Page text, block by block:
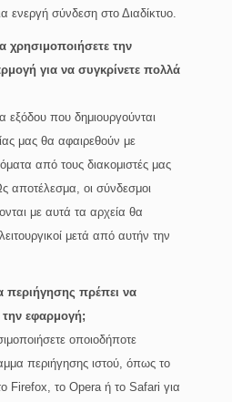
ενεργή σύνδεση στο Διαδίκτυο.
χρησιμοποιήσετε την
για να συγκρίνετε πολλά
εξόδου που δημιουργούνται
μας θα αφαιρεθούν με
από τους διακομιστές μας
αποτέλεσμα, οι σύνδεσμοι
με αυτά τα αρχεία θα
μετά από αυτήν την
περιήγησης πρέπει να
την εφαρμογή;
οποιοδήποτε
περιήγησης ιστού, όπως το
Firefox, το Opera ή το Safari για